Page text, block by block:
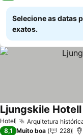
Selecione as datas
exatos.
Hotel Arquitetura
Ljungskile
8,1 Muito boa 228